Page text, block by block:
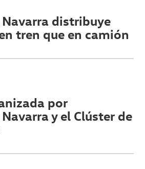
distribuye
tren que en camión
por
y el Clúster de